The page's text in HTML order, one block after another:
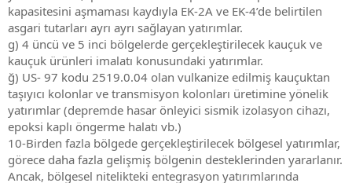
kapasitesini aşmaması kaydıyla EK-2A ve EK-4’de belirtilen
asgari tutarları ayrı ayrı sağlayan yatırımlar.
g) 4 üncü ve 5 inci bölgelerde gerçekleştirilecek kauçuk ve
kauçuk ürünleri imalatı konusundaki yatırımlar.
ğ) US- 97 kodu 2519.0.04 olan vulkanize edilmiş kauçuktan
taşıyıcı kolonlar ve transmisyon kolonları üretimine yönelik
yatırımlar (depremde hasar önleyici sismik izolasyon cihazı,
epoksi kaplı öngerme halatı vb.)
10-Birden fazla bölgede gerçekleştirilecek bölgesel yatırımlar,
görece daha fazla gelişmiş bölgenin desteklerinden yararlanır.
Ancak, bölgesel nitelikteki entegrasyon yatırımlarında